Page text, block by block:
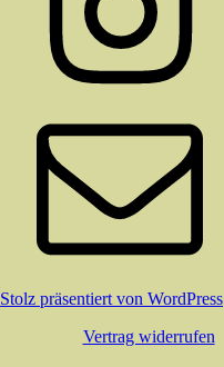
Stolz präsentiert von WordPress
Vertrag widerrufen